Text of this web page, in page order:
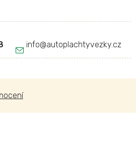
info@autoplachtyvezky.cz